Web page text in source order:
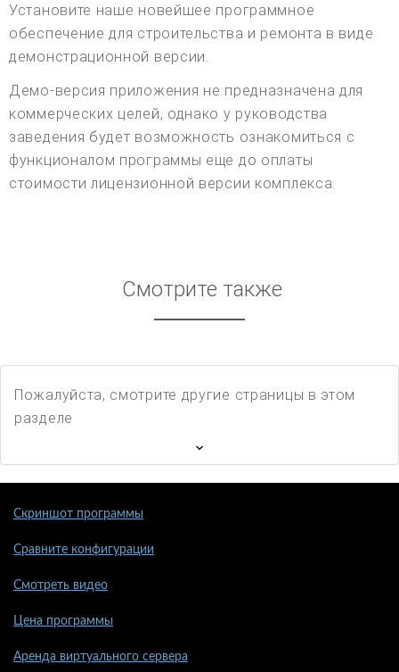
Установите наше новейшее программное
обеспечение для строительства и ремонта в виде
демонстрационной версии.
Демо-версия приложения не предназначена для
коммерческих целей, однако у руководства
заведения будет возможность ознакомиться с
функционалом программы еще до оплаты
стоимости лицензионной версии комплекса.
Смотрите также
Пожалуйста, смотрите другие страницы в этом
разделе
Скриншот программы
Сравните конфигурации
Смотреть видео
Цена программы
Аренда виртуального сервера